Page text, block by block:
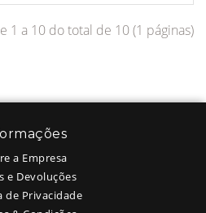
1 a 10 do total de 10 (1 páginas)
a Empresa
e Devoluções
de Privacidade